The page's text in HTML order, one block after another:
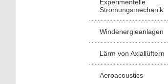
Experimentelle
Strömungsmechanik
Windenergieanlagen
Lärm von Axiallüftern
Aeroacoustics